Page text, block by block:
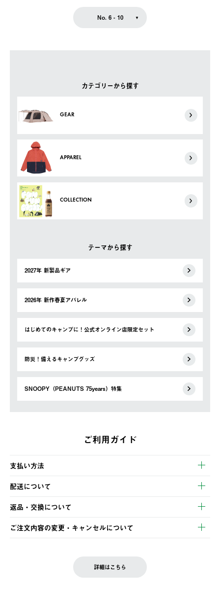
カテゴリーから探す
GEAR
APPAREL
COLLECTION
テーマから探す
2027年 新製品ギア
2026年 新作春夏アパレル
はじめてのキャンプに！公式オンライン店限定セット
防災！備えるキャンプグッズ
SNOOPY（PEANUTS 75years）特集
No. 6 - 10
ご利用ガイド
支払い方法
以下のいずれかの方法でお支払いいただけます。
・クレジットカード決済
・コンビニ決済
・Pay-easy決済
配送について
【発送スケジュール】
ご注文・ご入金完了より2営業日以内に商品を発送いたします。
土日祝の発送はございませんので、木曜日以降のご注文は週明け
の発送となる場合がございます。
返品・交換について
※お客様都合の場合
お客様都合の返品にかかる送料は、お客様ご負担とさせていただ
ご注文内容の変更・キャンセルについて
LOGOS FAMILY会員の方は、会員マイページ内 購入履歴画面に
詳細はこちら